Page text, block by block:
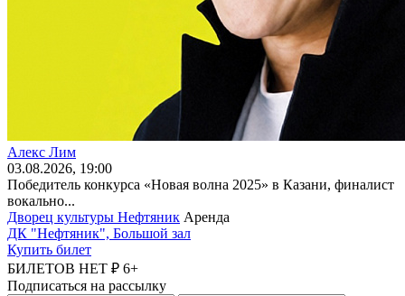
Алекс Лим
03.08.2026, 19:00
Победитель конкурса «Новая волна 2025» в Казани, финалист
вокально...
Дворец культуры Нефтяник Аренда
ДК "Нефтяник", Большой зал
Купить билет
БИЛЕТОВ НЕТ ₽ 6+
Подписаться на рассылку